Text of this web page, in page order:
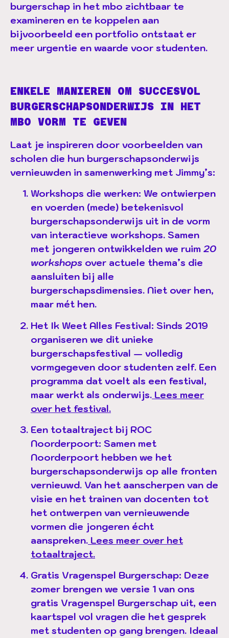
burgerschap in het mbo zichtbaar te
examineren en te koppelen aan
bijvoorbeeld een portfolio ontstaat er
meer urgentie en waarde voor studenten.
ENKELE MANIEREN OM SUCCESVOL
BURGERSCHAPSONDERWIJS IN HET
MBO VORM TE GEVEN
Laat je inspireren door voorbeelden van
scholen die hun burgerschapsonderwijs
vernieuwden in samenwerking met Jimmy’s:
Workshops die werken: We ontwierpen
en voerden (mede) betekenisvol
burgerschapsonderwijs uit in de vorm
van interactieve workshops. Samen
met jongeren ontwikkelden we ruim 20
workshops over actuele thema’s die
aansluiten bij alle
burgerschapsdimensies. Niet over hen,
maar mét hen.
Het Ik Weet Alles Festival: Sinds 2019
organiseren we dit unieke
burgerschapsfestival — volledig
vormgegeven door studenten zelf. Een
programma dat voelt als een festival,
maar werkt als onderwijs. Lees meer
over het festival.
Een totaaltraject bij ROC
Noorderpoort: Samen met
Noorderpoort hebben we het
burgerschapsonderwijs op alle fronten
vernieuwd. Van het aanscherpen van de
visie en het trainen van docenten tot
het ontwerpen van vernieuwende
vormen die jongeren écht
aanspreken. Lees meer over het
totaaltraject.
Gratis Vragenspel Burgerschap: Deze
zomer brengen we versie 1 van ons
gratis Vragenspel Burgerschap uit, een
kaartspel vol vragen die het gesprek
met studenten op gang brengen. Ideaal